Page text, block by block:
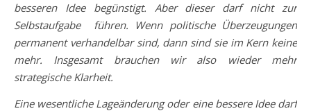
besseren Idee begünstigt. Aber dieser darf nicht zur
Selbstaufgabe führen. Wenn politische Überzeugungen
permanent verhandelbar sind, dann sind sie im Kern keine
mehr. Insgesamt brauchen wir also wieder mehr
strategische Klarheit.
Eine wesentliche Lageänderung oder eine bessere Idee darf